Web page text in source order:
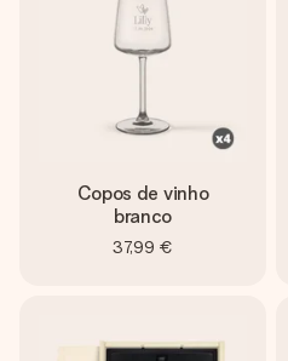
Copos de vinho
branco
37,99 €